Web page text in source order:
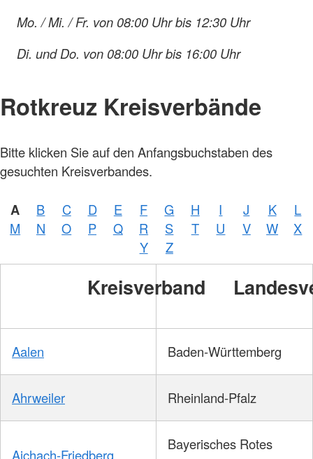
Mo. / Mi. / Fr. von 08:00 Uhr bis 12:30 Uhr
Di. und Do. von 08:00 Uhr bis 16:00 Uhr
Rotkreuz Kreisverbände
Bitte klicken Sie auf den Anfangsbuchstaben des
gesuchten Kreisverbandes.
A B C D E F G H I J K
L
M
N O P Q R S T U V W
X
Y
Z
Kreisverband
Aalen Baden-Württemberg
Ahrweiler Rheinland-Pfalz
Aichach-Friedberg
Bayerisches Rotes